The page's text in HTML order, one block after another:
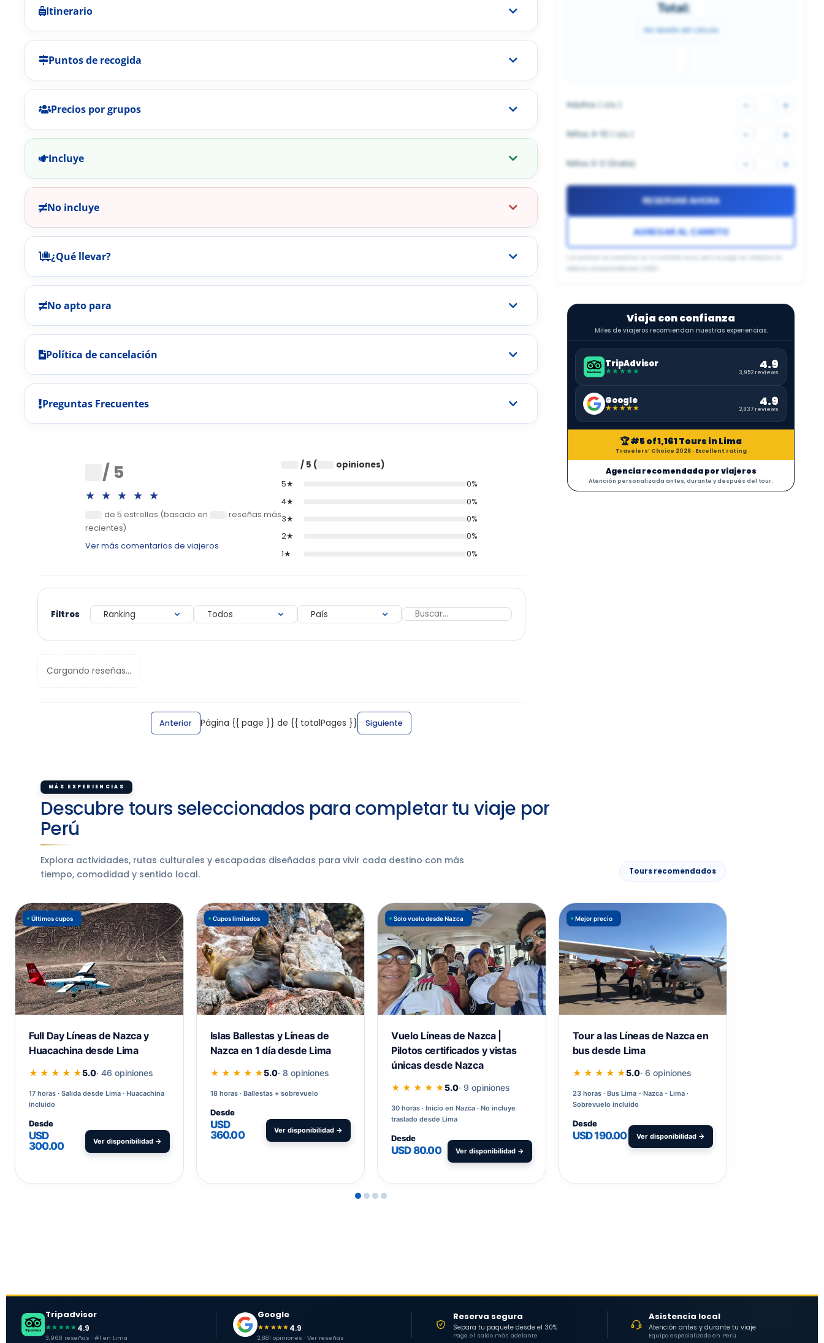
Itinerario
Puntos de recogida
Precios por grupos
Incluye
No incluye
¿Qué llevar?
No apto para
Política de cancelación
Preguntas Frecuentes
/ 5
★★★★★
de 5 estrellas (basado en
reseñas más
recientes)
Ver más comentarios de viajeros
/ 5 (0 opiniones)
5★
0%
4★
0%
3★
0%
2★
0%
1★
0%
Filtros
Cargando reseñas...
Anterior Página {{ page }} de {{ totalPages }} Siguiente
Total:
Ver detalle del cálculo
Adultos ( c/u – +
Niños 4-10 ( c/u – +
Niños 0-3 (Gratis) – +
RESERVAR AHORA
AGREGAR AL CARRITO
Los precios se muestran en tu moneda local, pero el pago se realizará en
Viaja con confianza
Miles de viajeros recomiendan nuestras experiencias.
TripAdvisor
★★★★★ 4.9
3,952 reviews
Google
★★★★★ 4.9
2,837 reviews
🏆 #5 of 1,161 Tours in Lima
Travelers’ Choice 2026 · Excellent rating
Agencia recomendada por viajeros
Atención personalizada antes, durante y después del tour.
MÁS EXPERIENCIAS
Descubre tours seleccionados para completar tu viaje por
Perú
Explora actividades, rutas culturales y escapadas diseñadas para vivir cada destino con más
tiempo, comodidad y sentido local.
Tours recomendados
Últimos cupos
Full Day Líneas de Nazca y
Huacachina desde Lima
★ ★ ★ ★ ★5.0· 46 opiniones
17 horas
Salida desde Lima · Huacachina
incluido
Desde
USD
300.00
Ver disponibilidad →
Cupos limitados
Islas Ballestas y Líneas de
Nazca en 1 día desde Lima
★ ★ ★ ★ ★5.0· 8 opiniones
18 horas Ballestas + sobrevuelo
Desde
USD
360.00
Ver disponibilidad →
Solo vuelo desde Nazca
Vuelo Líneas de Nazca |
Pilotos certificados y vistas
únicas desde Nazca
★ ★ ★ ★ ★5.0· 9 opiniones
30 horas
Inicio en Nazca · No incluye
traslado desde Lima
Desde
USD 80.00 Ver disponibilidad →
Mejor precio
Tour a las Líneas de Nazca en
bus desde Lima
★ ★ ★ ★ ★5.0· 6 opiniones
23 horas
Bus Lima - Nazca - Lima ·
Sobrevuelo incluido
Desde
USD 190.00 Ver disponibilidad →
Tripadvisor
★★★★★ 4.9
3,968 reseñas · #1 en Lima
Google
★★★★★ 4.9
2,881 opiniones · Ver reseñas
Reserva segura
Separa tu paquete desde el 30%
Paga el saldo más adelante
Asistencia local
Atención antes y durante tu viaje
Equipo especializado en Perú